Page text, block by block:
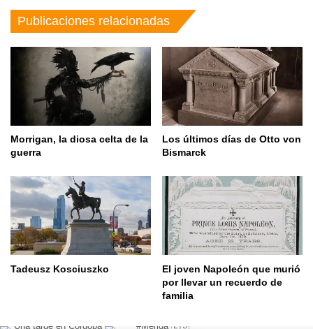
Publicaciones relacionadas
Morrigan, la diosa celta de la
guerra
Los últimos días de Otto von
Bismarck
Tadeusz Kosciuszko
El joven Napoleón que murió
por llevar un recuerdo de
familia